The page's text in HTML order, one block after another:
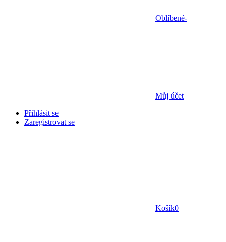
Oblíbené-
Můj účet
Přihlásit se
Zaregistrovat se
Košík0